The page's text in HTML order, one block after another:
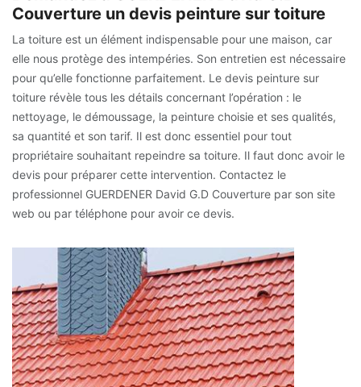
Couverture un devis peinture sur toiture
La toiture est un élément indispensable pour une maison, car
elle nous protège des intempéries. Son entretien est nécessaire
pour qu’elle fonctionne parfaitement. Le devis peinture sur
toiture révèle tous les détails concernant l’opération : le
nettoyage, le démoussage, la peinture choisie et ses qualités,
sa quantité et son tarif. Il est donc essentiel pour tout
propriétaire souhaitant repeindre sa toiture. Il faut donc avoir le
devis pour préparer cette intervention. Contactez le
professionnel GUERDENER David G.D Couverture par son site
web ou par téléphone pour avoir ce devis.